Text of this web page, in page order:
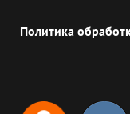
Политика